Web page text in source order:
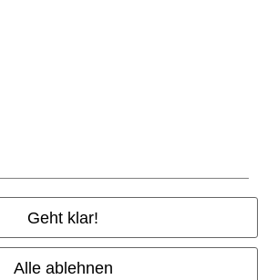
Geht klar!
Alle ablehnen
Mehrwertsteuer, zzgl.Versandkosten
HGmbH